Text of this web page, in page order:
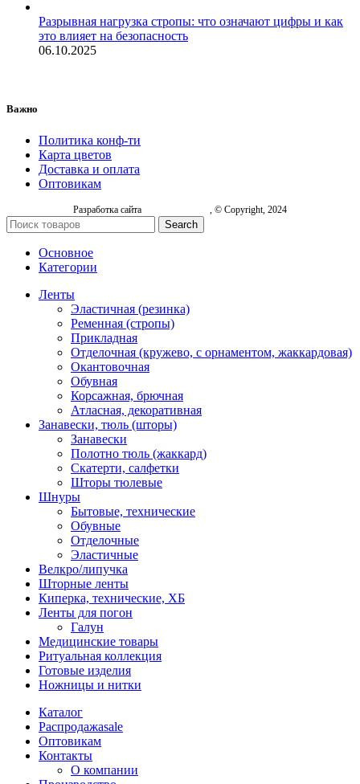
Разрывная нагрузка стропы: что означают цифры и как
это влияет на безопасность
06.10.2025
Важно
Политика конф-ти
Карта цветов
Доставка и оплата
Оптовикам
Разработка сайта , © Copyright, 2024
Search
Основное
Категории
Ленты
Эластичная (резинка)
Ременная (стропы)
Прикладная
Отделочная (кружево, с орнаментом, жаккардовая)
Окантовочная
Обувная
Корсажная, брючная
Атласная, декоративная
Занавески, тюль (шторы)
Занавески
Полотно тюль (жаккард)
Скатерти, салфетки
Шторы тюлевые
Шнуры
Бытовые, технические
Обувные
Отделочные
Эластичные
Велкро/липучка
Шторные ленты
Киперка, технические, ХБ
Ленты для погон
Галун
Медицинские товары
Ритуальная коллекция
Готовые изделия
Ножницы и нитки
Каталог
Распродажаsale
Оптовикам
Контакты
О компании